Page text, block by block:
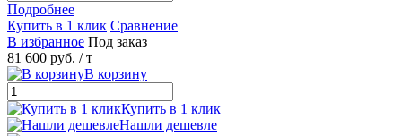
Подробнее
Купить в 1 клик Сравнение
В избранное Под заказ
81 600 руб. / т
В корзину
Купить в 1 клик
Нашли дешевле